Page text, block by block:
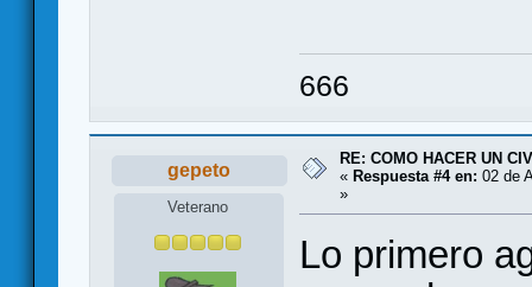
666
gepeto
Veterano
RE: COMO HACER UN
« Respuesta #4 en: 02 de
»
Lo primero